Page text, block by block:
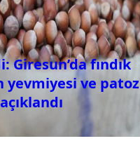
Giresun’da fındık
yevmiyesi ve patoz